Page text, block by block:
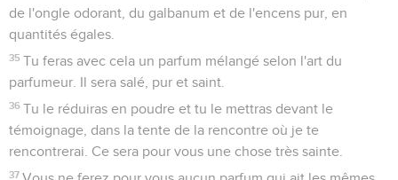
de l'ongle odorant, du galbanum et de l'encens pur, en
quantités égales.
35 Tu feras avec cela un parfum mélangé selon l'art du
parfumeur. Il sera salé, pur et saint.
36 Tu le réduiras en poudre et tu le mettras devant le
témoignage, dans la tente de la rencontre où je te
rencontrerai. Ce sera pour vous une chose très sainte.
37